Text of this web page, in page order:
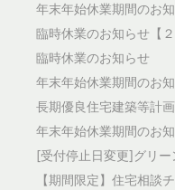
年末年始休業期間のお
臨時休業のお知らせ【２
臨時休業のお知らせ
年末年始休業期間のお
長期優良住宅建築等計
年末年始休業期間のお
[受付停止日変更]グリ
【期間限定】住宅相談